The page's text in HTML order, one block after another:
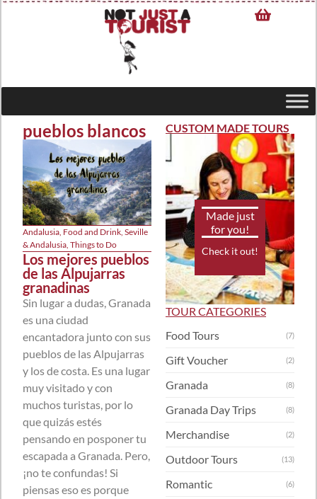
pueblos blancos
Andalusia, Food and Drink, Seville
& Andalusia, Things to Do
Los mejores pueblos
de las Alpujarras
granadinas
Sin lugar a dudas, Granada
es una ciudad
encantadora junto con sus
pueblos de las Alpujarras
y los de costa. Es una lugar
muy visitado y con
muchos turistas, por lo
que quizás estés
pensando en posponer tu
escapada a Granada. Pero,
¡no te confundas! Si
piensas eso es porque
CUSTOM MADE TOURS
Made just
for you!
Check it out!
TOUR CATEGORIES
Food Tours
(7)
Gift Voucher (2)
Granada (8)
Granada Day Trips (8)
Merchandise (2)
Outdoor Tours (13)
Romantic (6)